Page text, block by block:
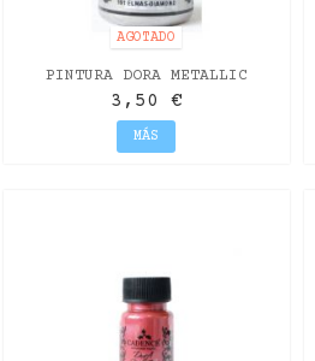
AGOTADO
PINTURA DORA METALLIC
DIAMANTE 50ML
3,50 €
MÁS